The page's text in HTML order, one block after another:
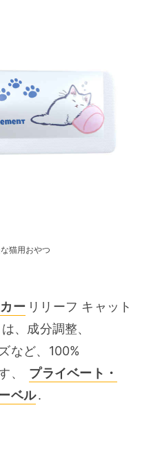
猫用おやつ
ー リリーフ キャット
、成分調整、
など、100%
、
プライベート・
ベル.